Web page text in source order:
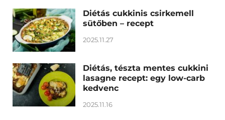
Diétás cukkinis csirkemell
sütőben – recept
2025.11.27
Diétás, tészta mentes cukkini
lasagne recept: egy low-carb
kedvenc
2025.11.16